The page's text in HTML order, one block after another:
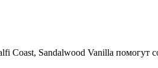
Sandalwood Vanilla помогут